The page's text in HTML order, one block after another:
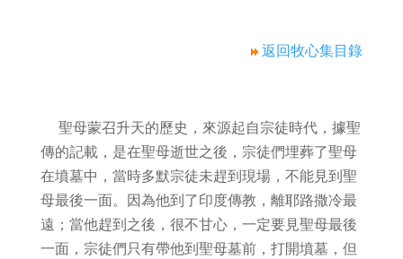
返回牧心集目錄
聖母蒙召升天的歷史，來源起自宗徒時代，據聖
傳的記載，是在聖母逝世之後，宗徒們埋葬了聖母
在墳墓中，當時多默宗徒未趕到現場，不能見到聖
母最後一面。因為他到了印度傳教，離耶路撒冷最
遠；當他趕到之後，很不甘心，一定要見聖母最後
一面，宗徒們只有帶他到聖母墓前，打開墳墓，但